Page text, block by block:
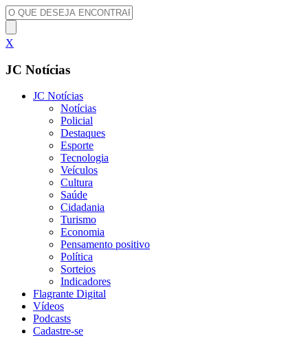
X
JC Notícias
JC Notícias
Notícias
Policial
Destaques
Esporte
Tecnologia
Veículos
Cultura
Saúde
Cidadania
Turismo
Economia
Pensamento positivo
Política
Sorteios
Indicadores
Flagrante Digital
Vídeos
Podcasts
Cadastre-se